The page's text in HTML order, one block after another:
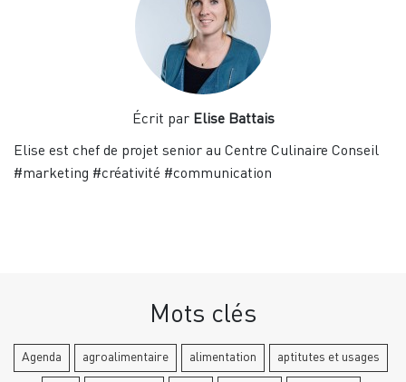
Écrit par Elise Battais
Elise est chef de projet senior au Centre Culinaire Conseil
#marketing #créativité #communication
Mots clés
Agenda agroalimentaire alimentation aptitutes et usages